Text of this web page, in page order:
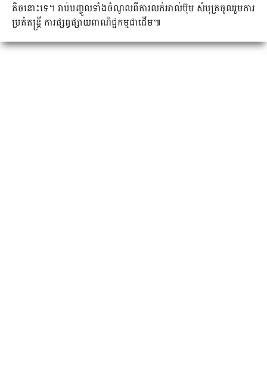
តិច​នោះ​ទេ​។ រាប់​បញ្ចូល​ទាំង​ចំណូល​ពី​ការ​លក់​អាល់ប៊ុម សំបុត្រ​ចូលរួម​ការ​
ប្រគំតន្ត្រី​ ការ​ផ្សព្វផ្សាយ​ពាណិជ្ជកម្ម​ជា​ដើម​៕